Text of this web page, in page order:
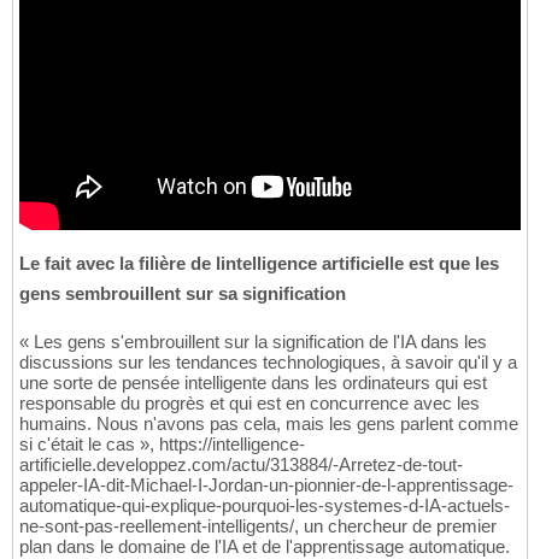
Le fait avec la filière de lintelligence artificielle est que les
gens sembrouillent sur sa signification
« Les gens s'embrouillent sur la signification de l'IA dans les
discussions sur les tendances technologiques, à savoir qu'il y a
une sorte de pensée intelligente dans les ordinateurs qui est
responsable du progrès et qui est en concurrence avec les
humains. Nous n'avons pas cela, mais les gens parlent comme
si c'était le cas », https://intelligence-
artificielle.developpez.com/actu/313884/-Arretez-de-tout-
appeler-IA-dit-Michael-I-Jordan-un-pionnier-de-l-apprentissage-
automatique-qui-explique-pourquoi-les-systemes-d-IA-actuels-
ne-sont-pas-reellement-intelligents/, un chercheur de premier
plan dans le domaine de l'IA et de l'apprentissage automatique.